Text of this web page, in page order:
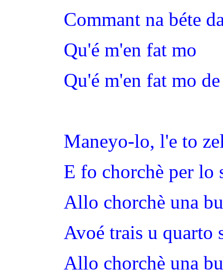
Commant na béte
Qu'é m'en fat mo
Qu'é m'en fat mo
Maneyo-lo, l'e to
E fo chorchè per lo
Allo chorchè una
Avoé trais u quarto
Allo chorchè una